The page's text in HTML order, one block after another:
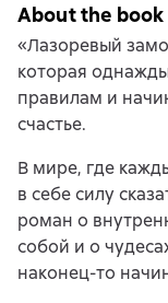
About the book
«Лазоревый
которая
правилам и
счастье.
В мире, где
в себе силу
роман о
собой и о
наконец-то